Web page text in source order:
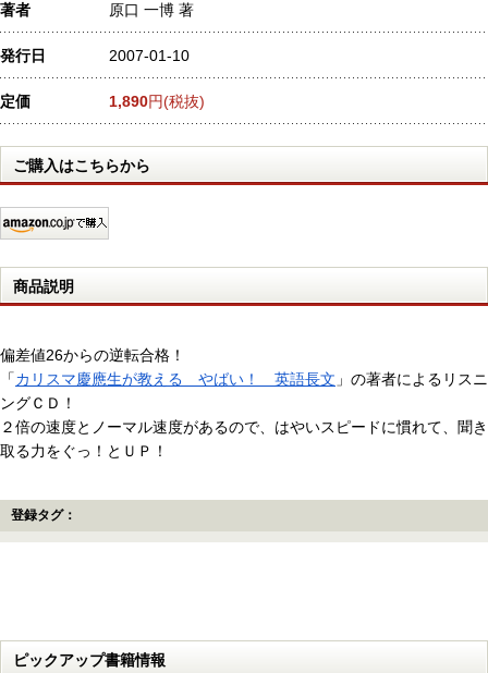
著者 原口 一博 著
発行日 2007-01-10
定価 1,890円(税抜)
ご購入はこちらから
商品説明
偏差値26からの逆転合格！
「カリスマ慶應生が教える やばい！ 英語長文 」の著者によるリスニ
ングＣＤ！
２倍の速度とノーマル速度があるので、はやいスピードに慣れて、聞き
取る力をぐっ！とＵＰ！
登録タグ：
ピックアップ書籍情報